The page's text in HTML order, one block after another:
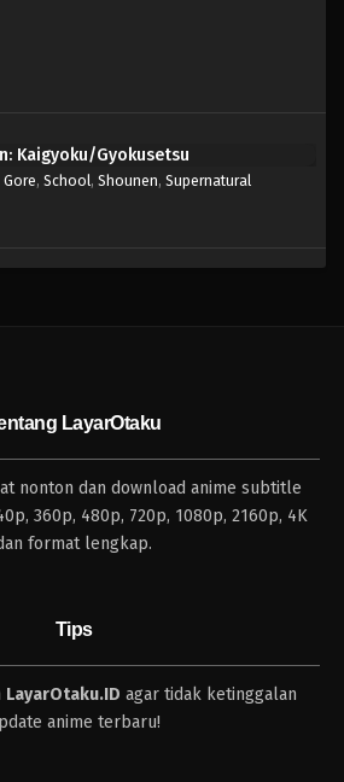
Kaigyoku/Gyokusetsu
Gore, School, Shounen, Supernatural
LayarOtaku
nonton dan download anime subtitle
360p, 480p, 720p, 1080p, 2160p, 4K
format lengkap.
Tips
LayarOtaku.ID agar tidak ketinggalan
anime terbaru!